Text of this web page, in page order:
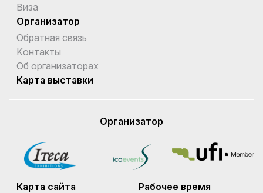
Виза
Организатор
Обратная связь
Kонтакты
Об организаторах
Карта выставки
Организатор
Карта сайта
Рабочее время